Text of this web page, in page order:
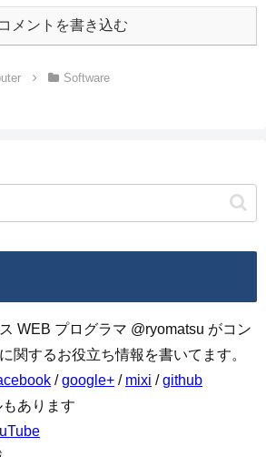
コメントを書き込む
Software
WEB プログラマ @ryomatsu がコン
関するお役立ち情報を書いてます。
/google+ / mixi /github
あります